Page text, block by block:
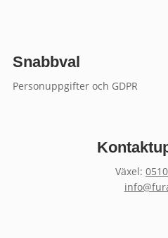
Snabbval
Personuppgifter och GDPR
Växel: